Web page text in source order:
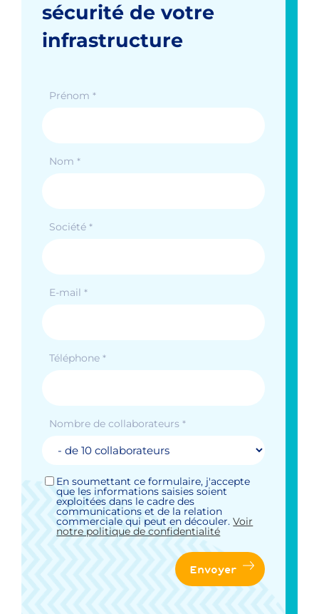
sécurité de votre
infrastructure
Prénom *
Nom *
Société *
E-mail *
Téléphone *
Nombre de collaborateurs *
RGPD
En soumettant ce formulaire, j'accepte
que les informations saisies soient
exploitées dans le cadre des
communications et de la relation
commerciale qui peut en découler.Voir
notre politique de confidentialité